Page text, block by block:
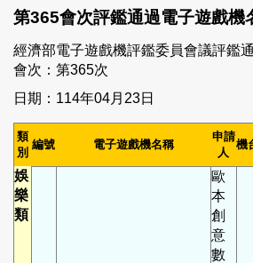
第365會次評鑑通過電子遊戲機
經濟部電子遊戲機評鑑委員會議評鑑
會次：第365次
日期：114年04月23日
類
別
編號 電子遊戲機名稱
申請
人
機
娛
樂
類
歐
本
創
意
數